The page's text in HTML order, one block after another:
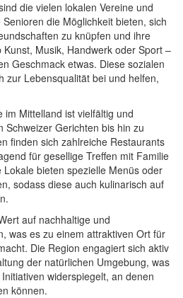
die vielen lokalen Vereine und
die Möglichkeit bieten, sich
zu knüpfen und ihre
Musik, Handwerk oder Sport –
Geschmack etwas. Diese sozialen
zur Lebensqualität bei und helfen,
im Mittelland ist vielfältig und
Schweizer Gerichten bis hin zu
finden sich zahlreiche Restaurants
für gesellige Treffen mit Familie
bieten spezielle Menüs oder
sodass diese auch kulinarisch auf
auf nachhaltige und
was es zu einem attraktiven Ort für
Die Region engagiert sich aktiv
der natürlichen Umgebung, was
widerspiegelt, an denen
können.